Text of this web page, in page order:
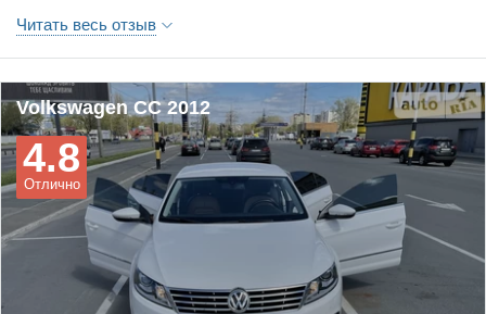
Читать весь отзыв
Volkswagen CC 2012
Отлично
4.8